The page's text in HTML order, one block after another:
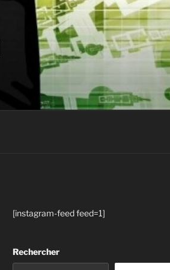
[instagram-feed feed=1]
Rechercher